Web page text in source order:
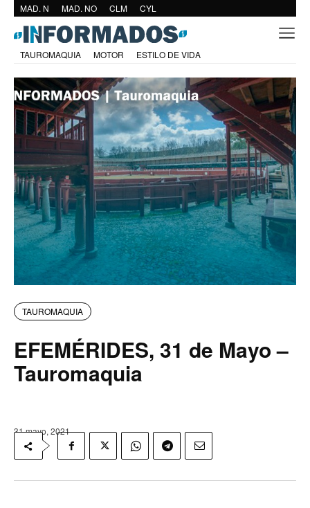
MAD. N MAD. NO CLM CYL
TAUROMAQUIA MOTOR ESTILO DE VIDA
TAUROMAQUIA
EFEMÉRIDES, 31 de Mayo –
Tauromaquia
31 mayo, 2021